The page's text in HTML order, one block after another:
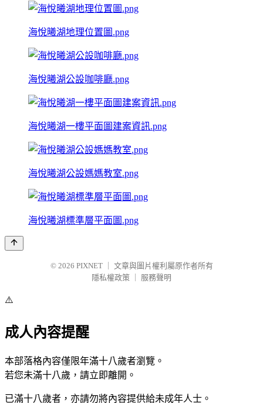
海悅曦湖地理位置圖.png
海悅曦湖公設咖啡廳.png
海悅曦湖一樓平面圖建案資訊.png
海悅曦湖公設媽媽教室.png
海悅曦湖標準層平面圖.png
© 2026 PIXNET
文章與圖片權利屬原作者所有
隱私權政策
服務聲明
⚠️
成人內容提醒
本部落格內容僅限年滿十八歲者瀏覽。
若您未滿十八歲，請立即離開。
已滿十八歲者，亦請勿將內容提供給未成年人士。